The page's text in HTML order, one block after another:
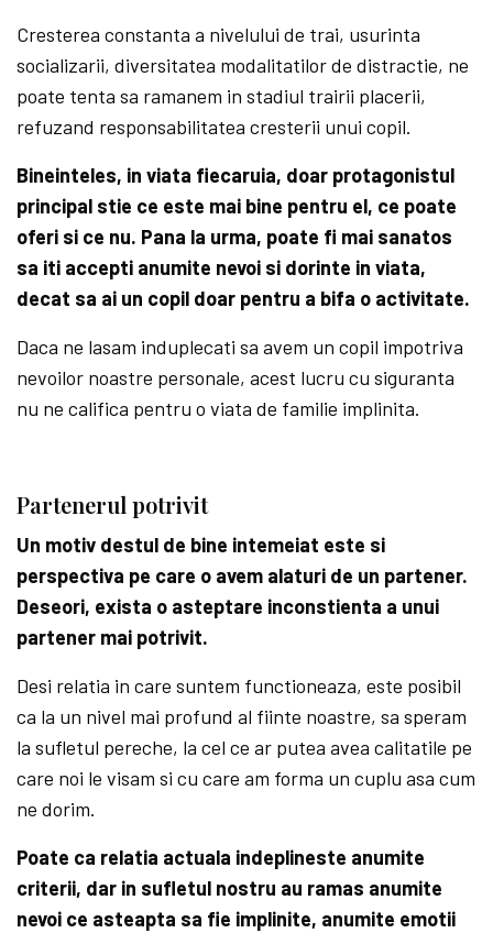
Cresterea constanta a nivelului de trai, usurinta
socializarii, diversitatea modalitatilor de distractie, ne
poate tenta sa ramanem in stadiul trairii placerii,
refuzand responsabilitatea cresterii unui copil.
Bineinteles, in viata fiecaruia, doar protagonistul
principal stie ce este mai bine pentru el, ce poate
oferi si ce nu. Pana la urma, poate fi mai sanatos
sa iti accepti anumite nevoi si dorinte in viata,
decat sa ai un copil doar pentru a bifa o activitate.
Daca ne lasam induplecati sa avem un copil impotriva
nevoilor noastre personale, acest lucru cu siguranta
nu ne califica pentru o viata de familie implinita.
Partenerul potrivit
Un motiv destul de bine intemeiat este si
perspectiva pe care o avem alaturi de un partener.
Deseori, exista o asteptare inconstienta a unui
partener mai potrivit.
Desi relatia in care suntem functioneaza, este posibil
ca la un nivel mai profund al fiinte noastre, sa speram
la sufletul pereche, la cel ce ar putea avea calitatile pe
care noi le visam si cu care am forma un cuplu asa cum
ne dorim.
Poate ca relatia actuala indeplineste anumite
criterii, dar in sufletul nostru au ramas anumite
nevoi ce asteapta sa fie implinite, anumite emotii